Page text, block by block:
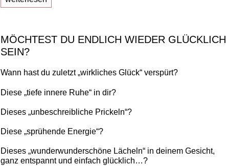
MÖCHTEST DU ENDLICH WIEDER GLÜCKLICH
SEIN?
Wann hast du zuletzt „wirkliches Glück“ verspürt?
Diese „tiefe innere Ruhe“ in dir?
Dieses „unbeschreibliche Prickeln“?
Diese „sprühende Energie“?
Dieses „wunderwunderschöne Lächeln“ in deinem Gesicht,
ganz entspannt und einfach glücklich…?